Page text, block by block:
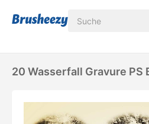
20 Wasserfall Gravure PS